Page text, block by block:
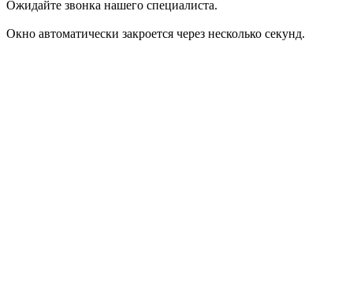
Ожидайте звонка нашего специалиста.
Окно автоматически закроется через несколько секунд.